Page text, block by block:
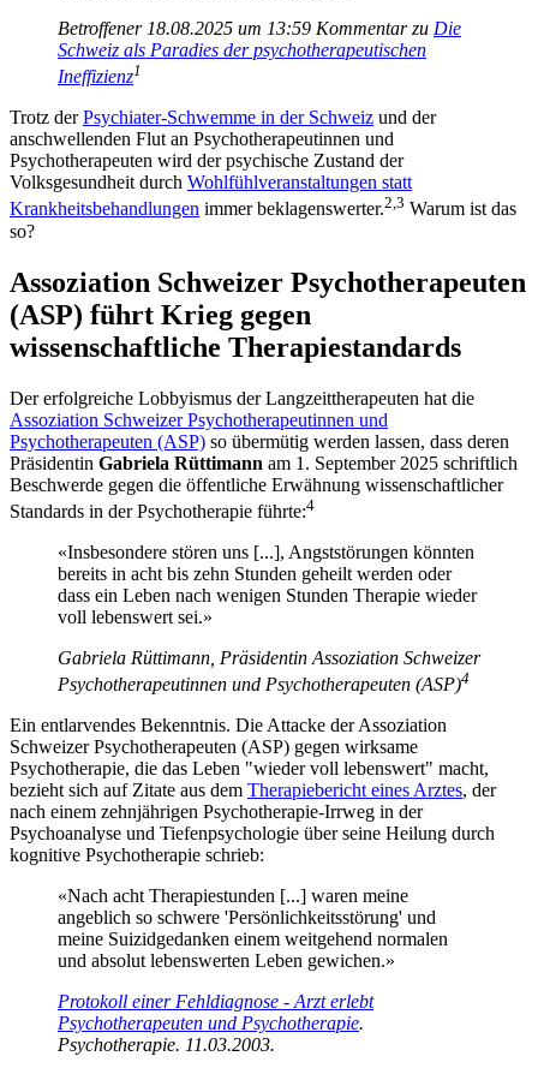
Betroffener 18.08.2025 um 13:59 Kommentar zu Die
Schweiz als Paradies der psychotherapeutischen
Ineffizienz1
Trotz derPsychiater-Schwemme in der Schweiz und der
anschwellenden Flut an Psychotherapeutinnen und
Psychotherapeuten wird der psychische Zustand der
Volksgesundheit durch Wohlfühlveranstaltungen statt
Krankheitsbehandlungen immer beklagenswerter.2,3 Warum ist das
so?
Assoziation Schweizer Psychotherapeuten
(ASP) führt Krieg gegen
wissenschaftliche Therapiestandards
Der erfolgreiche Lobbyismus der Langzeittherapeuten hat die
Assoziation Schweizer Psychotherapeutinnen und
Psychotherapeuten (ASP) so übermütig werden lassen, dass deren
Präsidentin Gabriela Rüttimann am 1. September 2025 schriftlich
Beschwerde gegen die öffentliche Erwähnung wissenschaftlicher
Standards in der Psychotherapie führte:4
«Insbesondere stören uns [...], Angststörungen könnten
bereits in acht bis zehn Stunden geheilt werden oder
dass ein Leben nach wenigen Stunden Therapie wieder
voll lebenswert sei.»
Gabriela Rüttimann, Präsidentin Assoziation Schweizer
Psychotherapeutinnen und Psychotherapeuten (ASP)4
Ein entlarvendes Bekenntnis. Die Attacke der Assoziation
Schweizer Psychotherapeuten (ASP) gegen wirksame
Psychotherapie, die das Leben "wieder voll lebenswert" macht,
bezieht sich auf Zitate aus dem Therapiebericht eines Arztes, der
nach einem zehnjährigen Psychotherapie-Irrweg in der
Psychoanalyse und Tiefenpsychologie über seine Heilung durch
kognitive Psychotherapie schrieb:
«Nach acht Therapiestunden [...] waren meine
angeblich so schwere 'Persönlichkeitsstörung' und
meine Suizidgedanken einem weitgehend normalen
und absolut lebenswerten Leben gewichen.»
Protokoll einer Fehldiagnose - Arzt erlebt
Psychotherapeuten und Psychotherapie.
Psychotherapie. 11.03.2003.